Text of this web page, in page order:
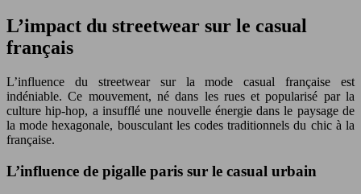
L’impact du streetwear sur le casual
français
L’influence du streetwear sur la mode casual française est
indéniable. Ce mouvement, né dans les rues et popularisé par la
culture hip-hop, a insufflé une nouvelle énergie dans le paysage de
la mode hexagonale, bousculant les codes traditionnels du chic à la
française.
L’influence de pigalle paris sur le casual urbain